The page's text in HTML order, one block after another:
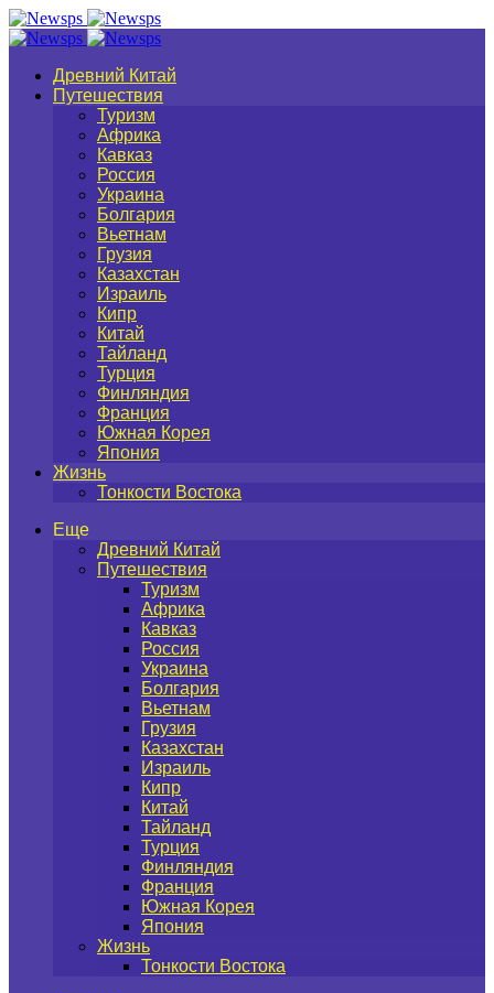
Древний Китай
Путешествия
Туризм
Африка
Кавказ
Россия
Украина
Болгария
Вьетнам
Грузия
Казахстан
Израиль
Кипр
Китай
Тайланд
Турция
Финляндия
Франция
Южная Корея
Япония
Жизнь
Тонкости Востока
Еще
Древний Китай
Путешествия
Туризм
Африка
Кавказ
Россия
Украина
Болгария
Вьетнам
Грузия
Казахстан
Израиль
Кипр
Китай
Тайланд
Турция
Финляндия
Франция
Южная Корея
Япония
Жизнь
Тонкости Востока